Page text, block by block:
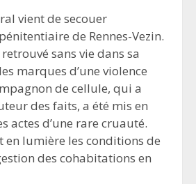
vient de secouer
de Rennes-Vezin.
sans vie dans sa
marques d’une violence
de cellule, qui a
des faits, a été mis en
actes d’une rare cruauté.
en lumière les conditions de
des cohabitations en